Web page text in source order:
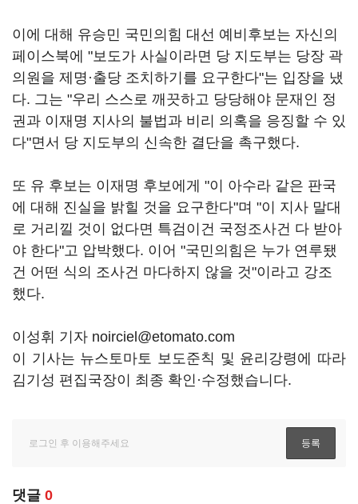
이에 대해 유승민 국민의힘 대선 예비후보는 자신의
페이스북에 "보도가 사실이라면 당 지도부는 당장 곽
의원을 제명·출당 조치하기를 요구한다"는 입장을 냈
다. 그는 "우리 스스로 깨끗하고 당당해야 문재인 정
권과 이재명 지사의 불법과 비리 의혹을 응징할 수 있
다"면서 당 지도부의 신속한 결단을 촉구했다.
또 유 후보는 이재명 후보에게 "이 아수라 같은 판국
에 대해 진실을 밝힐 것을 요구한다"며 "이 지사 말대
로 거리낄 것이 없다면 특검이건 국정조사건 다 받아
야 한다"고 압박했다. 이어 "국민의힘은 누가 연루됐
건 어떤 식의 조사건 마다하지 않을 것"이라고 강조
했다.
이성휘 기자 noirciel@etomato.com
이 기사는 뉴스토마토 보도준칙 및 윤리강령에 따라
김기성 편집국장이 최종 확인·수정했습니다.
댓글 0